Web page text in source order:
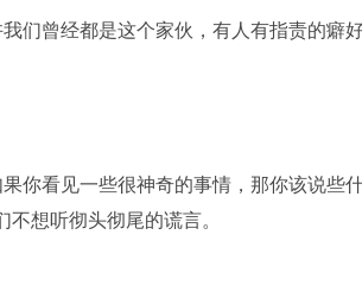
曾经都是这个家伙，有人有指责的癖
看见一些很神奇的事情，那你该说些
想听彻头彻尾的谎言。